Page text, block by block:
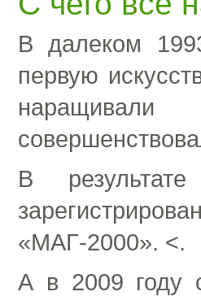
В далеком
первую
наращивали
В
«МАГ-2000». <.
А в 2009 году